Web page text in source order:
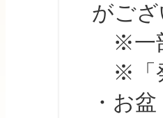
がござ
※一部
※「発
・お盆